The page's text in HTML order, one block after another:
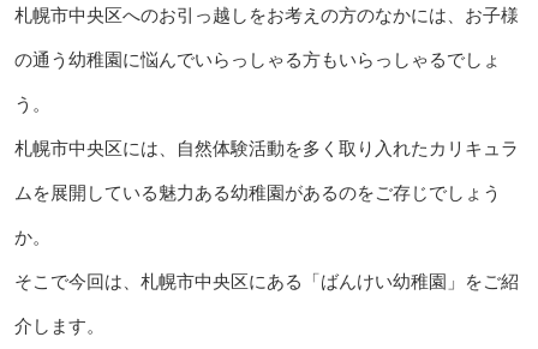
札幌市中央区へのお引っ越しをお考えの方のなかには、お子様
の通う幼稚園に悩んでいらっしゃる方もいらっしゃるでしょ
う。
札幌市中央区には、自然体験活動を多く取り入れたカリキュラ
ムを展開している魅力ある幼稚園があるのをご存じでしょう
か。
そこで今回は、札幌市中央区にある「ばんけい幼稚園」をご紹
介します。